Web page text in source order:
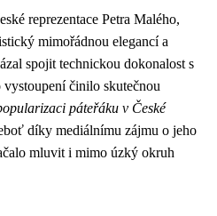
reprezentace Petra Malého,
mimořádnou elegancí a
spojit technickou dokonalost s
činilo skutečnou
páteřáku v České
díky mediálnímu zájmu o jeho
mluvit i mimo úzký okruh